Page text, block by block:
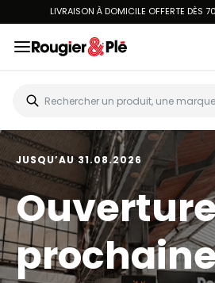
LIVRAISON À DOMICILE OFFERTE DÈS
JUSQU’AU 31.08.2026